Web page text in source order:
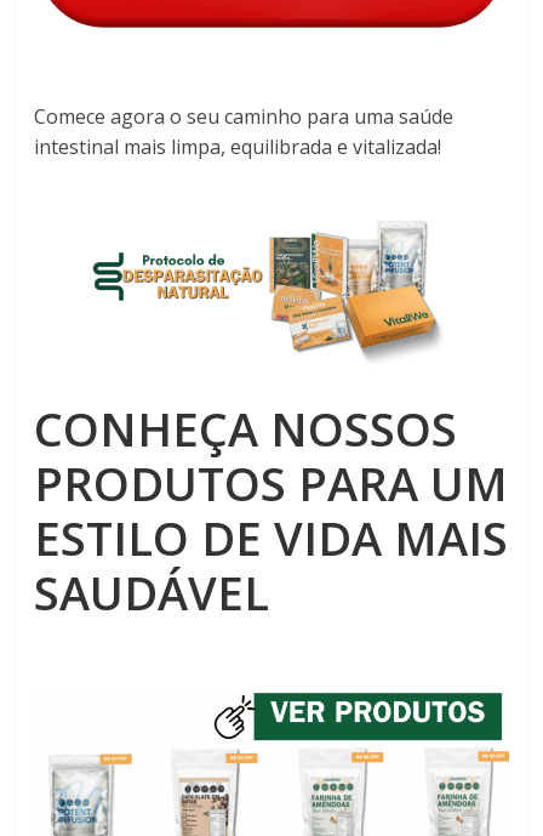
Comece agora o seu caminho para uma saúde
intestinal mais limpa, equilibrada e vitalizada!
CONHEÇA NOSSOS
PRODUTOS PARA UM
ESTILO DE VIDA MAIS
SAUDÁVEL